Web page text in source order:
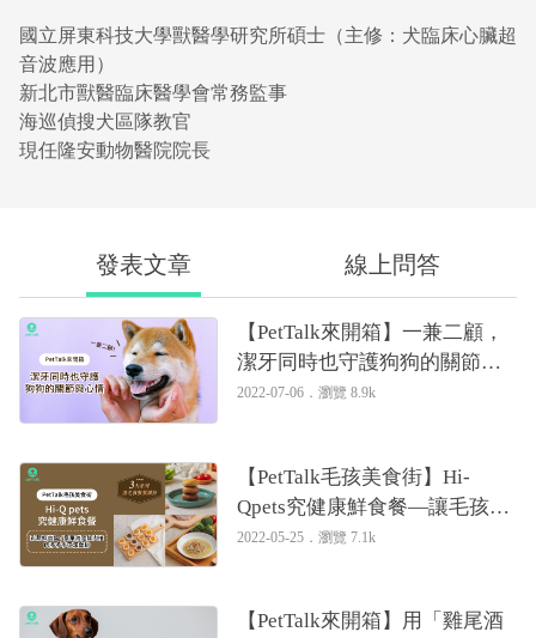
國立屏東科技大學獸醫學研究所碩士（主修：犬臨床心臟超
音波應用）
新北市獸醫臨床醫學會常務監事
海巡偵搜犬區隊教官
現任隆安動物醫院院長
發表文章 線上問答
【PetTalk來開箱】一兼二顧，
潔牙同時也守護狗狗的關節與
心情｜專業獸醫—姚勝隆
2022-07-06．瀏覽 8.9k
【PetTalk毛孩美食街】Hi-
Qpets究健康鮮食餐—讓毛孩舔
盤的健康美味鮮食｜專業獸醫
2022-05-25．瀏覽 7.1k
【PetTalk來開箱】用「雞尾酒